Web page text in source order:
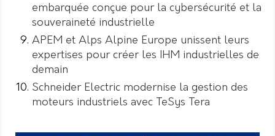
embarquée conçue pour la cybersécurité et la
souveraineté industrielle
APEM et Alps Alpine Europe unissent leurs
expertises pour créer les IHM industrielles de
demain
Schneider Electric modernise la gestion des
moteurs industriels avec TeSys Tera